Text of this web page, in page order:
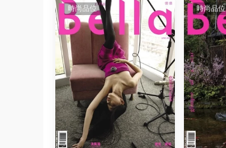
時尚品位 時尚品位